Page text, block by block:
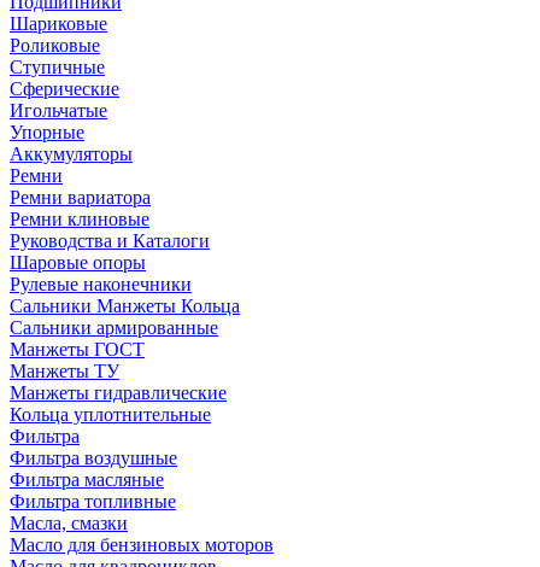
Шариковые
Роликовые
Ступичные
Сферические
Игольчатые
Упорные
Аккумуляторы
Ремни
Ремни вариатора
Ремни клиновые
Руководства и Каталоги
Шаровые опоры
Рулевые наконечники
Сальники Манжеты Кольца
Сальники армированные
Манжеты ГОСТ
Манжеты ТУ
Манжеты гидравлические
Кольца уплотнительные
Фильтра
Фильтра воздушные
Фильтра масляные
Фильтра топливные
Масла, смазки
Масло для бензиновых моторов